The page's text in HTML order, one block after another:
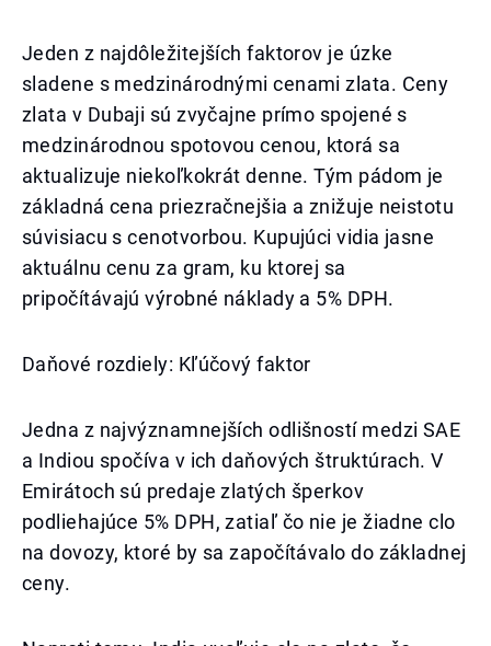
Jeden z najdôležitejších faktorov je úzke
sladene s medzinárodnými cenami zlata. Ceny
zlata v Dubaji sú zvyčajne prímo spojené s
medzinárodnou spotovou cenou, ktorá sa
aktualizuje niekoľkokrát denne. Tým pádom je
základná cena priezračnejšia a znižuje neistotu
súvisiacu s cenotvorbou. Kupujúci vidia jasne
aktuálnu cenu za gram, ku ktorej sa
pripočítávajú výrobné náklady a 5% DPH.
Daňové rozdiely: Kľúčový faktor
Jedna z najvýznamnejších odlišností medzi SAE
a Indiou spočíva v ich daňových štruktúrach. V
Emirátoch sú predaje zlatých šperkov
podliehajúce 5% DPH, zatiaľ čo nie je žiadne clo
na dovozy, ktoré by sa započítávalo do základnej
ceny.